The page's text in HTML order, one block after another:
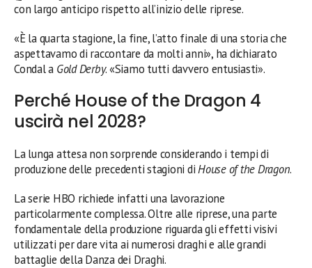
con largo anticipo rispetto all’inizio delle riprese.
«È la quarta stagione, la fine, l’atto finale di una storia che
aspettavamo di raccontare da molti anni», ha dichiarato
Condal a Gold Derby. «Siamo tutti davvero entusiasti».
Perché House of the Dragon 4
uscirà nel 2028?
La lunga attesa non sorprende considerando i tempi di
produzione delle precedenti stagioni diHouse of the Dragon.
La serie HBO richiede infatti una lavorazione
particolarmente complessa. Oltre alle riprese, una parte
fondamentale della produzione riguarda gli effetti visivi
utilizzati per dare vita ai numerosi draghi e alle grandi
battaglie della Danza dei Draghi.